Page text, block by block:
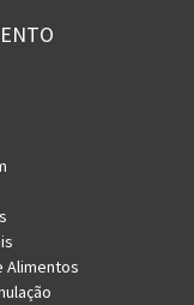
Alimentos